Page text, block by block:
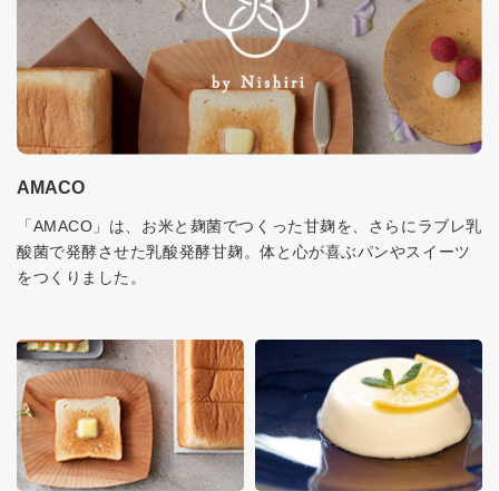
AMACO
「AMACO」は、お米と麹菌でつくった甘麹を、さらにラブレ乳
酸菌で発酵させた乳酸発酵甘麹。体と心が喜ぶパンやスイーツ
をつくりました。